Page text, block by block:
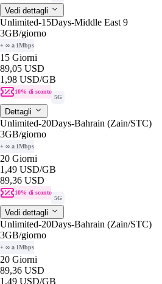
Vedi dettagli
Unlimited-15Days-Middle East 9
3GB/giorno
+ ∞ a 1Mbps
15 Giorni
89,05 USD
1,98 USD/GB
10% di sconto
5G
Dettagli
Unlimited-20Days-Bahrain (Zain/STC)
3GB/giorno
+ ∞ a 1Mbps
20 Giorni
1,49 USD/GB
89,36 USD
10% di sconto
5G
Vedi dettagli
Unlimited-20Days-Bahrain (Zain/STC)
3GB/giorno
+ ∞ a 1Mbps
20 Giorni
89,36 USD
1,49 USD/GB